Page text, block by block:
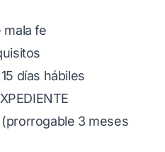
fe
15 días hábiles
3 meses